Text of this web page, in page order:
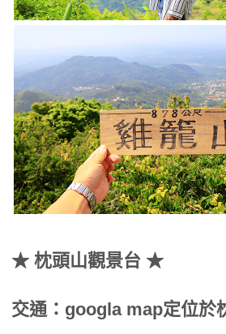
★ 枕頭山觀景台 ★
交通：googla map定位於